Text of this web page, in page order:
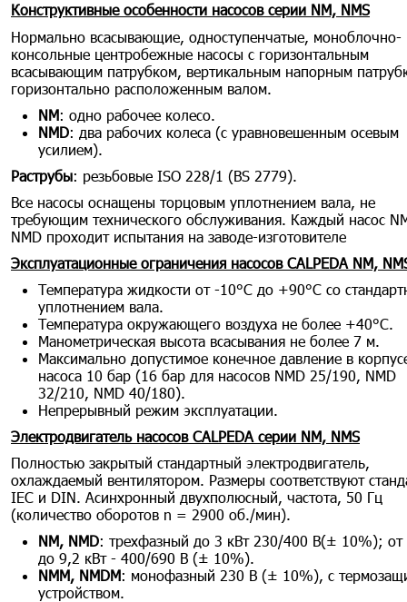
Конструктивные особенности насосов серии NM, NMS
Нормально всасывающие, одноступенчатые, моноблочно-
консольные центробежные насосы с горизонтальным
всасывающим патрубком, вертикальным напорным
горизонтально расположенным валом.
NM: одно рабочее колесо.
NMD: два рабочих колеса (с уравновешенным осевым
усилием).
Раструбы: резьбовые ISO 228/1 (BS 2779).
Все насосы оснащены торцовым уплотнением вала, не
требующим технического обслуживания. Каждый насос
NMD проходит испытания на заводе-изготовителе
Эксплуатационные ограничения насосов CALPEDA NM,
Температура жидкости от -10°С до +90°С со
уплотнением вала.
Температура окружающего воздуха не более +40°С.
Манометрическая высота всасывания не более 7 м.
Максимально допустимое конечное давление в
насоса 10 бар (16 бар для насосов NMD 25/190, NMD
32/210, NMD 40/180).
Непрерывный режим эксплуатации.
Электродвигатель насосов CALPEDA серии NM, NMS
Полностью закрытый стандартный электродвигатель,
охлаждаемый вентилятором. Размеры соответствуют
IEC и DIN. Асинхронный двухполюсный, частота, 50 Гц
(количество оборотов n = 2900 об./мин).
NM, NMD: трехфазный до 3 кВт 230/400 В(± 10%); от
до 9,2 кВт - 400/690 В (± 10%).
NMM, NMDM: монофазный 230 В (± 10%), с
устройством.